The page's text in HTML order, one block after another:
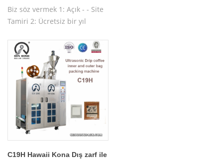
Makinesi
Biz söz vermek 1: Açık - - Site
Tamiri 2: Ücretsiz bir yıl
Makinası 4: Ücretsiz işletim
makinesi eğitimi
C19H Hawaii Kona Dış zarf ile